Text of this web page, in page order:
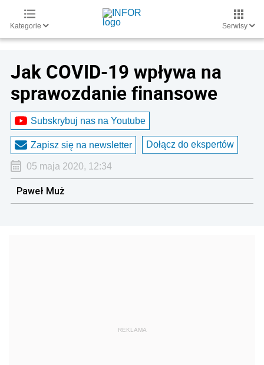
Kategorie Serwisy
Jak COVID-19 wpływa na
sprawozdanie finansowe
Subskrybuj nas na Youtube
Zapisz się na newsletter Dołącz do ekspertów
05 maja 2020, 12:34
Paweł Muż